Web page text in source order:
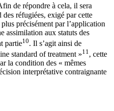
de répondre à cela, il sera
réfugiées, exigé par cette
précisément par l’application
assimilation aux statuts des
partie10. Il s’agit ainsi de
standard of treatment »11, cette
la condition des « mêmes
interprétative contraignante